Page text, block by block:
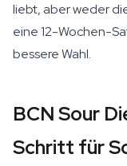
liebt, aber weder
eine 12-Wochen-
bessere Wahl.
BCN Sour
Schritt für